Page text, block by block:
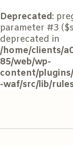
Deprecated:
parameter #3
deprecated in
/home/clients/
85/web/wp-
content/
-waf/src/lib/